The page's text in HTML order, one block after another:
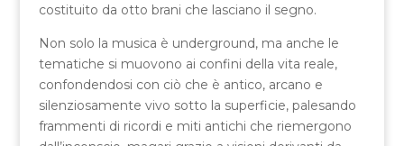
costituito da otto brani che lasciano il segno.
Non solo la musica è underground, ma anche le
tematiche si muovono ai confini della vita reale,
confondendosi con ciò che è antico, arcano e
silenziosamente vivo sotto la superficie, palesando
frammenti di ricordi e miti antichi che riemergono